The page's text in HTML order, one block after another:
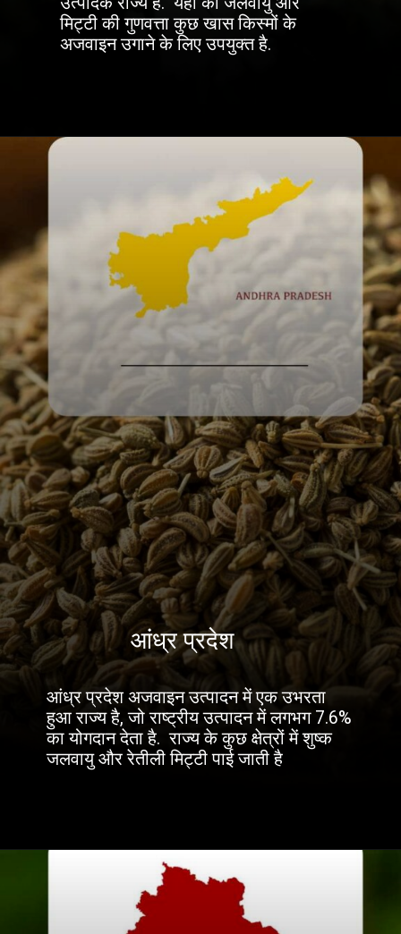
मिट्टी की गुणवत्ता कुछ खास किस्मों के
अजवाइन उगाने के लिए उपयुक्त है.
आंध्र प्रदेश
आंध्र प्रदेश अजवाइन उत्पादन में एक उभरता
हुआ राज्य है, जो राष्ट्रीय उत्पादन में लगभग 7.6%
का योगदान देता है. राज्य के कुछ क्षेत्रों में शुष्क
जलवायु और रेतीली मिट्टी पाई जाती है